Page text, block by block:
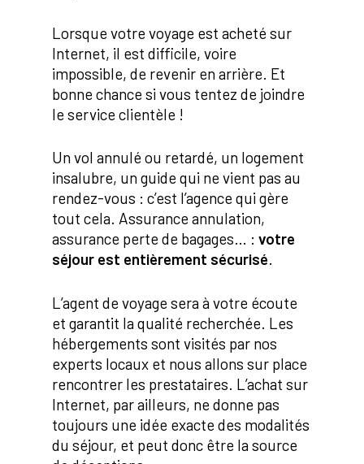
Lorsque votre voyage est acheté sur
Internet, il est difficile, voire
impossible, de revenir en arrière. Et
bonne chance si vous tentez de joindre
le service clientèle !
Un vol annulé ou retardé, un logement
insalubre, un guide qui ne vient pas au
rendez-vous : c’est l’agence qui gère
tout cela. Assurance annulation,
assurance perte de bagages… :votre
séjour est entièrement sécurisé.
L’agent de voyage sera à votre écoute
et garantit la qualité recherchée. Les
hébergements sont visités par nos
experts locaux et nous allons sur place
rencontrer les prestataires. L’achat sur
Internet, par ailleurs, ne donne pas
toujours une idée exacte des modalités
du séjour, et peut donc être la source